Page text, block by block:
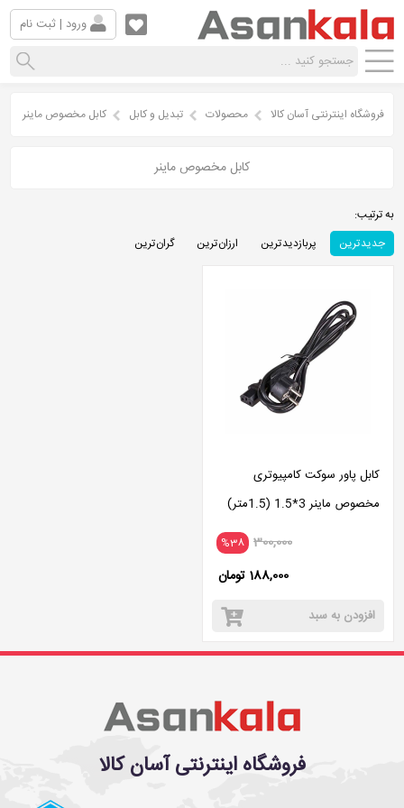
ورود | ثبت نام
فروشگاه اینترنتی آسان کالا محصولات تبدیل و کابل کابل مخصوص ماینر
کابل مخصوص ماینر
به ترتیب:
جدید ترین
پربازدید ترین ارزان ترین گران ترین
کابل پاور سوکت کامپیوتری
مخصوص ماینر 3*1.5 (1.5متر)
%38 300,000
188,000 تومان
افزودن به سبد
فروشگاه اینترنتی آسان کالا